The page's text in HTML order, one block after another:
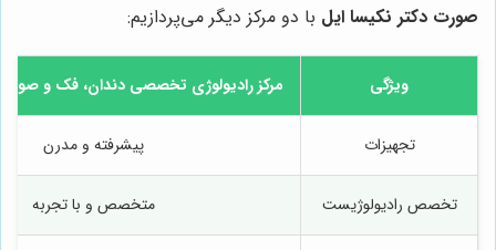
صورت دکتر نکیسا ایل با دو مرکز دیگر می‌پردازیم:
ویژگی مرکز رادیولوژی تخصصی دندان، فک و صورت
تجهیزات پیشرفته و مدرن
تخصص رادیولوژیست متخصص و با تجربه